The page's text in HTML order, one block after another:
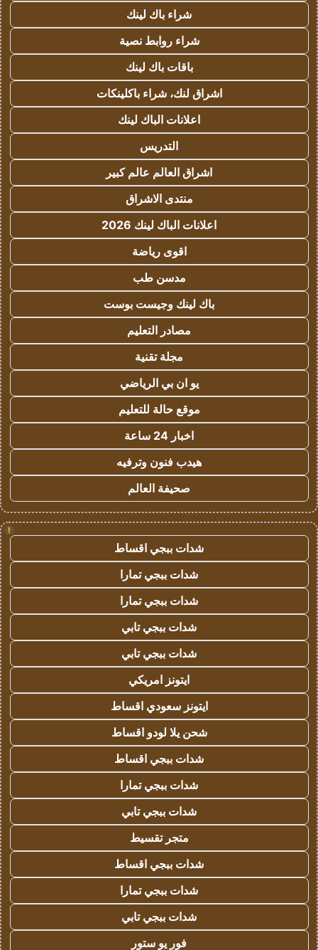
شراء باك لينك
شراء روابط نصية
باقات باك لينك
اشراق لنك، شراء باكلينكات
اعلانات الباك لينك
التدريس
اشراق العالم عالم كبير
منتدى الاشراق
اعلانات الباك لينك 2026
اقوى رياضة
مدسن طب
باك لينك وجيست بوست
مصادر التعليم
مجلة تقنية
يو ان بي الرياضي
موقع حالة للتعليم
اخبار 24 ساعة
هيدب فنون وترفيه
صحيفة العالم
!
شدات ببجي اقساط
شدات ببجي تمارا
شدات ببجي تمارا
شدات ببجي تابي
شدات ببجي تابي
ايتونز امريكي
ايتونز سعودي اقساط
شحن يلا لودو اقساط
شدات ببجي اقساط
شدات ببجي تمارا
شدات ببجي تابي
متجر تقسيط
شدات ببجي اقساط
شدات ببجي تمارا
شدات ببجي تابي
فور يو ستور